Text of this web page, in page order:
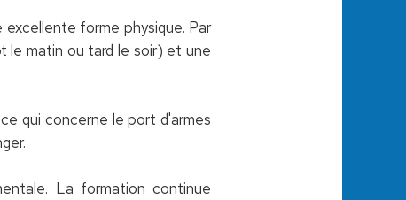
forme physique. Par
le matin ou tard le soir) et une
qui concerne le port d'armes
La formation continue